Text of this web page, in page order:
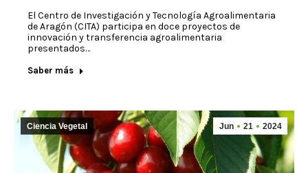
El Centro de Investigación y Tecnología Agroalimentaria
de Aragón (CITA) participa en doce proyectos de
innovación y transferencia agroalimentaria
presentados…
Saber más
Jun 21 2024
Ciencia Vegetal